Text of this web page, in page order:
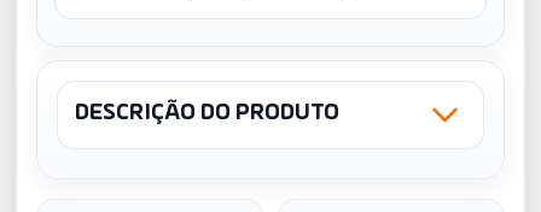
1850
DESCRIÇÃO DO PRODUTO